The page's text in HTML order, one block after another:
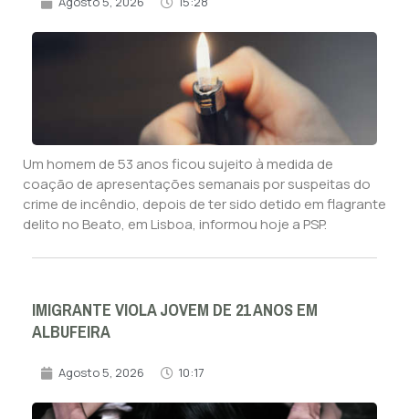
Um homem de 53 anos ficou sujeito à medida de
coação de apresentações semanais por suspeitas do
crime de incêndio, depois de ter sido detido em flagrante
delito no Beato, em Lisboa, informou hoje a PSP.
IMIGRANTE VIOLA JOVEM DE 21 ANOS EM
ALBUFEIRA
Agosto 5, 2026 10:17